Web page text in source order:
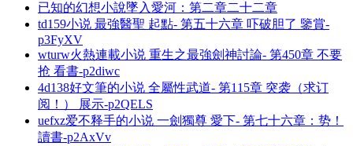
已知的幻想小說墜入愛河：第二章二十二章
td159小说 最強醫聖 起點- 第五十六章 吓破胆了 鑒賞-
p3FyXV
wturw火熱連載小说 重生之最強劍神討論- 第450章 不要
抢 看書-p2diwc
4d138好文筆的小说 全屬性武道- 第115章 突袭（求订
阅！） 展示-p2QELS
uefxz爱不释手的小说 一劍獨尊 愛下- 第七十六章：势！
讀書-p2AxVv